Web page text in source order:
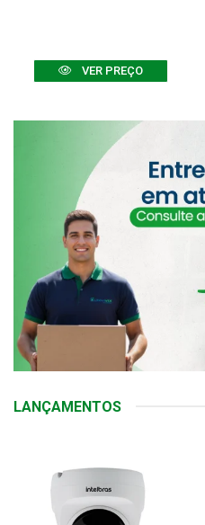
VER PREÇO
LANÇAMENTOS